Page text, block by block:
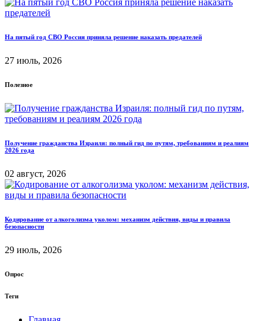
На пятый год СВО Россия приняла решение наказать предателей
27 июль, 2026
Полезное
Получение гражданства Израиля: полный гид по путям, требованиям и реалиям
2026 года
02 август, 2026
Кодирование от алкоголизма уколом: механизм действия, виды и правила
безопасности
29 июль, 2026
Опрос
Теги